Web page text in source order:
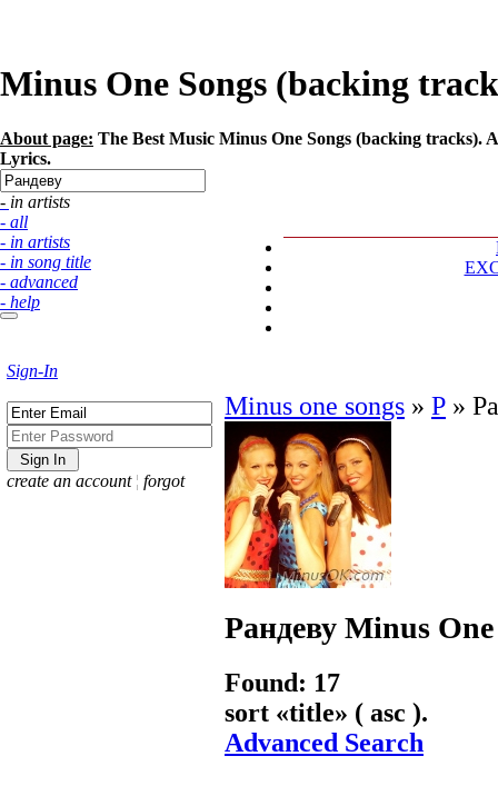
Minus One Songs (backing
About page: The Best Music Minus One Songs (backing tracks).
Lyrics.
- in artists
- all
- in artists
- in song title
- advanced
- help
Sign-In
create an account ¦ forgot
Minus one songs » Р »
Рандеву Minus
Found: 17
sort «title» ( asc ).
Advanced Search